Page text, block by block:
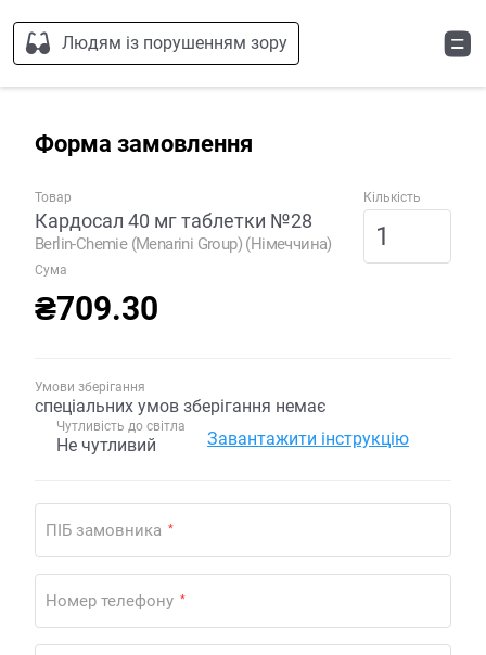
Людям із порушенням зору
Форма замовлення
Товар
Кардосал 40 мг таблетки №28
Berlin-Chemie (Menarini Group) (Німеччина)
Кількість
Сума
₴709.30
Умови зберігання
спеціальних умов зберігання немає
Чутливість до світла
Не чутливий Завантажити інструкцію
ПІБ замовника *
Номер телефону *